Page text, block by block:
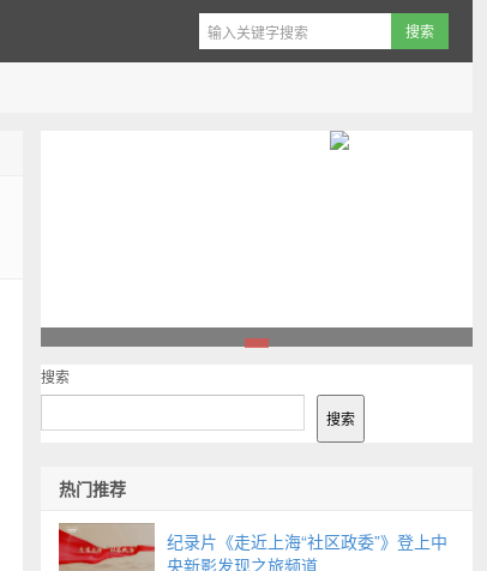
搜索
搜索
热门推荐
纪录片《走近上海“社区政委”》登上中
央新影发现之旅频道